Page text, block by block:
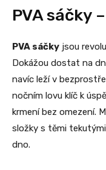
PVA sáčky
PVA sáčky jsou
Dokážou dostat na
navíc leží v
nočním lovu klíč k
krmení bez omezení.
složky s těmi
dno.